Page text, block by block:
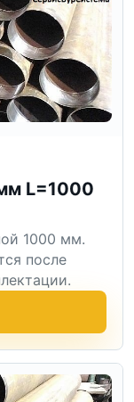
L=1000
1000 мм.
после